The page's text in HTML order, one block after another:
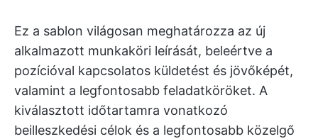
Ez a sablon világosan meghatározza az új
alkalmazott munkaköri leírását, beleértve a
pozícióval kapcsolatos küldetést és jövőképét,
valamint a legfontosabb feladatköröket. A
kiválasztott időtartamra vonatkozó
beilleszkedési célok és a legfontosabb közelgő